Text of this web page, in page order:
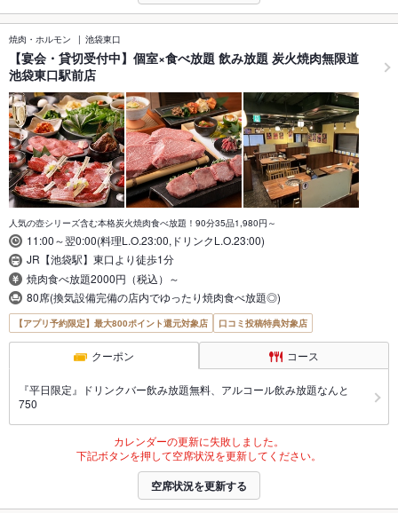
焼肉・ホルモン 池袋東口
【宴会・貸切受付中】個室×食べ放題 飲み放題 炭火焼肉無限道
池袋東口駅前店
人気の壺シリーズ含む本格炭火焼肉食べ放題！90分35品1,980円～
11:00～翌0:00(料理L.O.23:00,ドリンクL.O.23:00)
JR【池袋駅】東口より徒歩1分
焼肉食べ放題2000円（税込）～
80席(換気設備完備の店内でゆったり焼肉食べ放題◎)
【アプリ予約限定】最大800ポイント還元対象店 口コミ投稿特典対象店
クーポン コース
『平日限定』ドリンクバー飲み放題無料、アルコール飲み放題なんと
750
カレンダーの更新に失敗しました。
下記ボタンを押して空席状況を更新してください。
空席状況を更新する